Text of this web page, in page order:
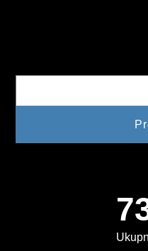
ODLUKE O IZBORU
ODLUKE O PONIŠTENJU
USLUGE IZ ANEKSA II
KONKURSI ZA IZRADU